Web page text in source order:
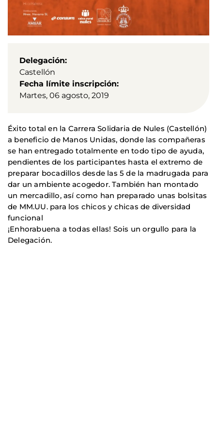
Delegación
Castellón
Fecha límite inscripción
Martes, 06 agosto, 2019
Éxito total en la Carrera Solidaria de Nules (Castellón)
a beneficio de Manos Unidas, donde las compañeras
se han entregado totalmente en todo tipo de ayuda,
pendientes de los participantes hasta el extremo de
preparar bocadillos desde las 5 de la madrugada para
dar un ambiente acogedor. También han montado
un mercadillo, así como han preparado unas bolsitas
de MM.UU. para los chicos y chicas de diversidad
funcional
¡Enhorabuena a todas ellas! Sois un orgullo para la
Delegación.